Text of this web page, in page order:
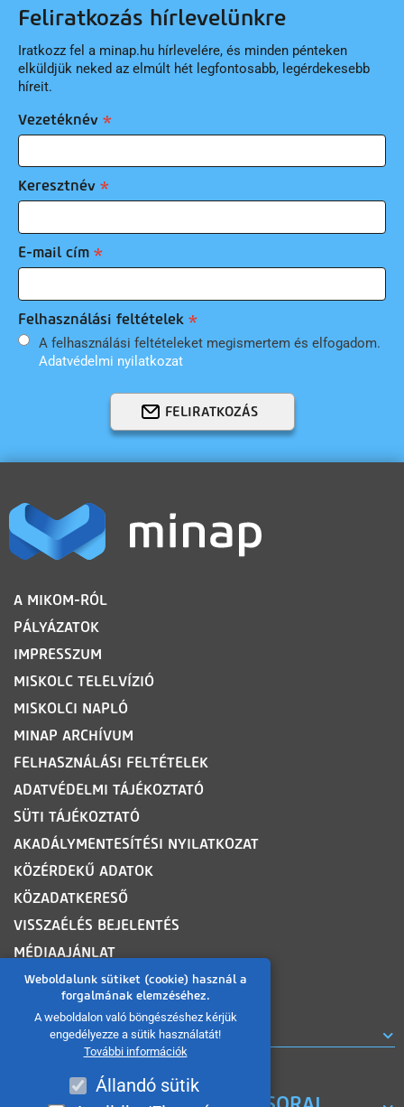
Weboldalunk sütiket (cookie) használ a
forgalmának elemzéséhez.
A weboldalon való böngészéshez kérjük
engedélyezze a sütik használatát!
További információk
Állandó sütik
Feliratkozás hírlevelünkre
Iratkozz fel a minap.hu hírlevelére, és minden pénteken
elküldjük neked az elmúlt hét legfontosabb, legérdekesebb
híreit.
Vezetéknév
Keresztnév
E-mail cím
Felhasználási feltételek
A felhasználási feltételeket megismertem és elfogadom.
Adatvédelmi nyilatkozat
FELIRATKOZÁS
LÁBLÉC
A MIKOM-RÓL
PÁLYÁZATOK
IMPRESSZUM
MISKOLC TELELVÍZIÓ
MISKOLCI NAPLÓ
MINAP ARCHÍVUM
FELHASZNÁLÁSI FELTÉTELEK
ADATVÉDELMI TÁJÉKOZTATÓ
SÜTI TÁJÉKOZTATÓ
AKADÁLYMENTESÍTÉSI NYILATKOZAT
KÖZÉRDEKŰ ADATOK
KÖZADATKERESŐ
VISSZAÉLÉS BEJELENTÉS
MÉDIAAJÁNLAT
OLDALTÉRKÉP
ROVATOK